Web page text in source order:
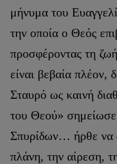
μήνυμα του
την οποία ο Θεός
προσφέροντας τη
είναι βεβαία πλέον,
Σταυρό ως καινή
του Θεού»
Σπυρίδων… ήρθε να
πλάνη, την αίρεση,